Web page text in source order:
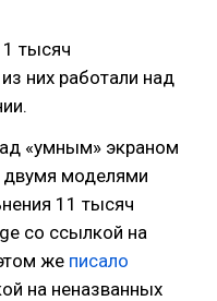
тысяч
них работали над
«умным» экраном
моделями
11 тысяч
со ссылкой на
же писало
на неназванных